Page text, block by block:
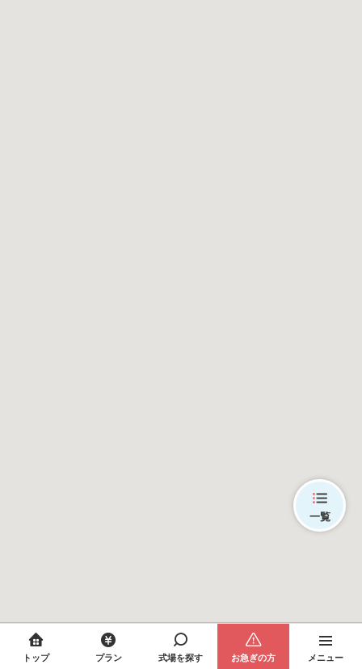
一覧
トップ プラン 式場を探す お急ぎの方 メニュー